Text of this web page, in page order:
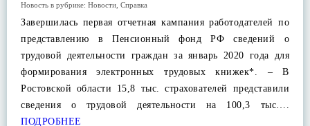
Новость в рубрике: Новости Справка
Завершилась первая отчетная кампания работодателей по
представлению в Пенсионный фонд РФ сведений о
трудовой деятельности граждан за январь 2020 года для
формирования электронных трудовых книжек*. – В
Ростовской области 15,8 тыс. страхователей представили
сведения о трудовой деятельности на 100,3 тыс….
ПОДРОБНЕЕ